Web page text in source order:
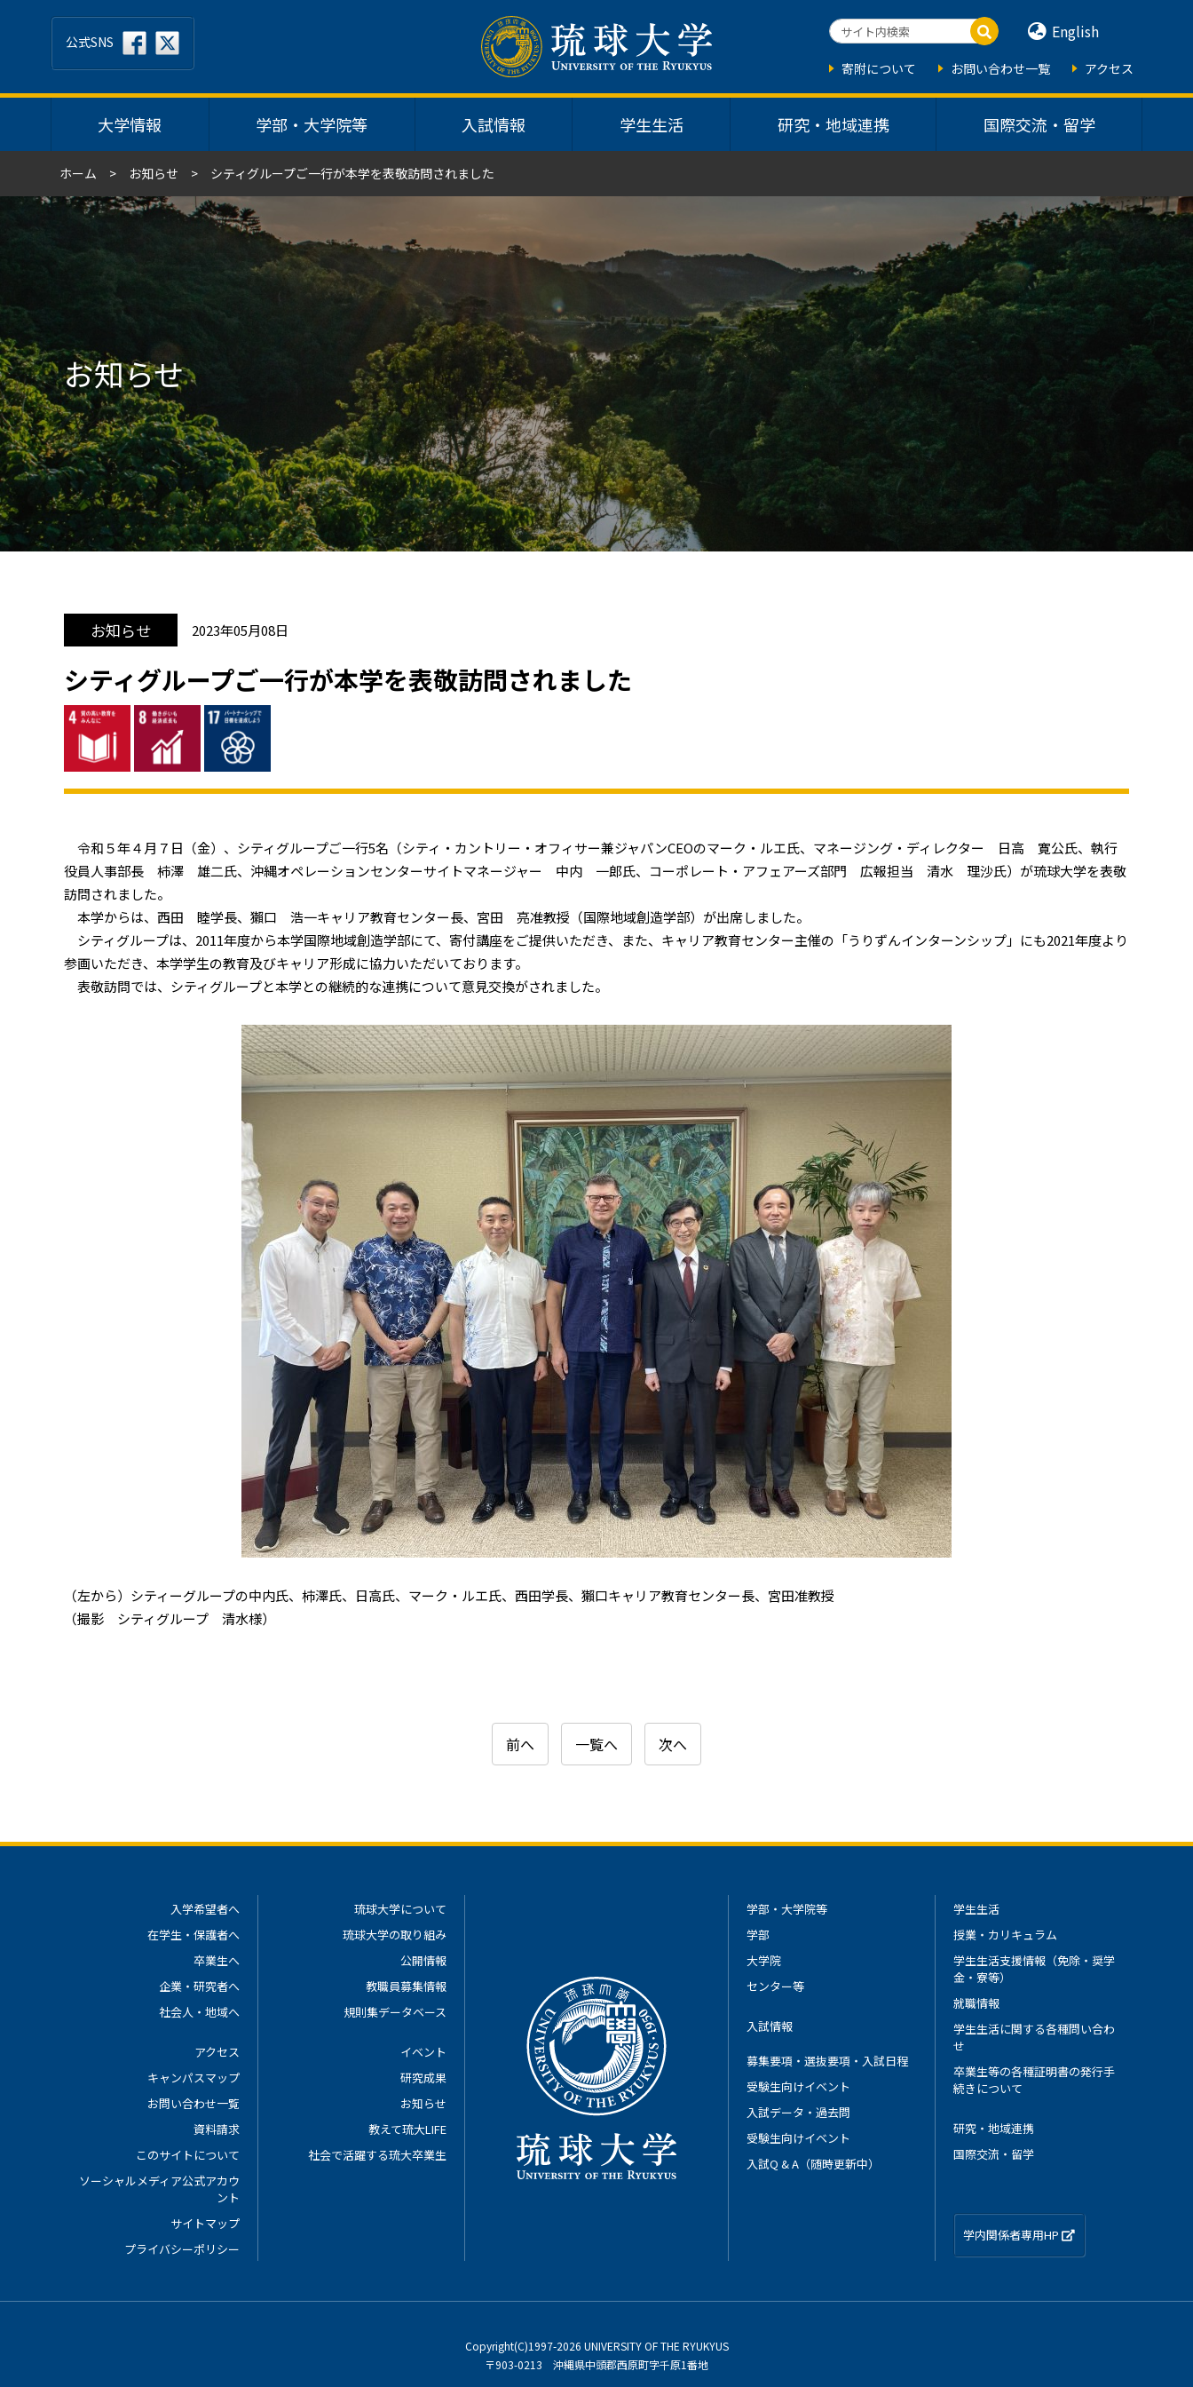
大学情報 学部・大学院等 入試情報 学生生活 研究・地域連携 国際交流・留学
公式SNS English
寄附について お問い合わせ一覧 アクセス
ホーム お知らせ シティグループご一行が本学を表敬訪問されました
お知らせ
お知らせ 2023年05月08日
シティグループご一行が本学を表敬訪問されました
令和５年４月７日（金）、シティグループご一行5名（シティ・カントリー・オフィサー兼ジャパンCEOのマーク・ルエ氏、マネージング・ディレクター 日高 寛公氏、執行
役員人事部長 柿澤 雄二氏、沖縄オペレーションセンターサイトマネージャー 中内 一郎氏、コーポレート・アフェアーズ部門 広報担当 清水 理沙氏）が琉球大学を表敬
訪問されました。
本学からは、西田 睦学長、獺口 浩一キャリア教育センター長、宮田 亮准教授（国際地域創造学部）が出席しました。
シティグループは、2011年度から本学国際地域創造学部にて、寄付講座をご提供いただき、また、キャリア教育センター主催の「うりずんインターンシップ」にも2021年度より
参画いただき、本学学生の教育及びキャリア形成に協力いただいております。
表敬訪問では、シティグループと本学との継続的な連携について意見交換がされました。
（左から）シティーグループの中内氏、柿澤氏、日高氏、マーク・ルエ氏、西田学長、獺口キャリア教育センター長、宮田准教授
（撮影 シティグループ 清水様）
前へ 一覧へ 次へ
入学希望者へ
在学生・保護者へ
卒業生へ
企業・研究者へ
社会人・地域へ
アクセス
キャンパスマップ
お問い合わせ一覧
資料請求
このサイトについて
ソーシャルメディア公式アカウ
ント
サイトマップ
プライバシーポリシー
琉球大学について
琉球大学の取り組み
公開情報
教職員募集情報
規則集データベース
イベント
研究成果
お知らせ
教えて琉大LIFE
社会で活躍する琉大卒業生
学部・大学院等
学部
大学院
センター等
入試情報
募集要項・選抜要項・入試日程
受験生向けイベント
入試データ・過去問
受験生向けイベント
入試Q & A（随時更新中）
学生生活
授業・カリキュラム
学生生活支援情報（免除・奨学
金・寮等）
就職情報
学生生活に関する各種問い合わ
せ
卒業生等の各種証明書の発行手
続きについて
研究・地域連携
国際交流・留学
学内関係者専用HP
Copyright(C)1997-2026 UNIVERSITY OF THE RYUKYUS
〒903-0213 沖縄県中頭郡西原町字千原1番地